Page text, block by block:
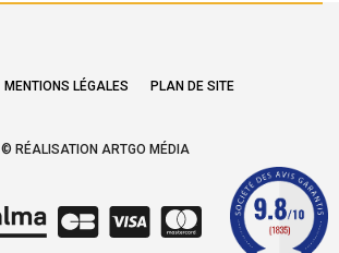
MENTIONS LÉGALES PLAN DE SITE
© RÉALISATION ARTGO MÉDIA